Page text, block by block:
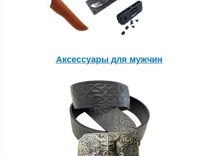
Аксессуары для мужчин